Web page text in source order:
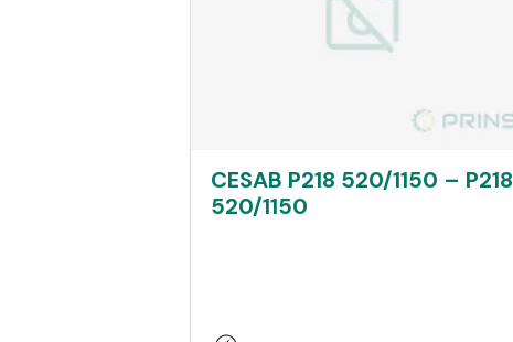
CESAB P218 520/1150 – P218
520/1150